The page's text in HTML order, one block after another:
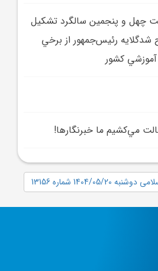
چهل و پنجمين سالگرد تشکيل
رئيس‌جمهور از برخي
کشور
مي‌کشيم ما خبرنگارها!
05/20 شماره 13156